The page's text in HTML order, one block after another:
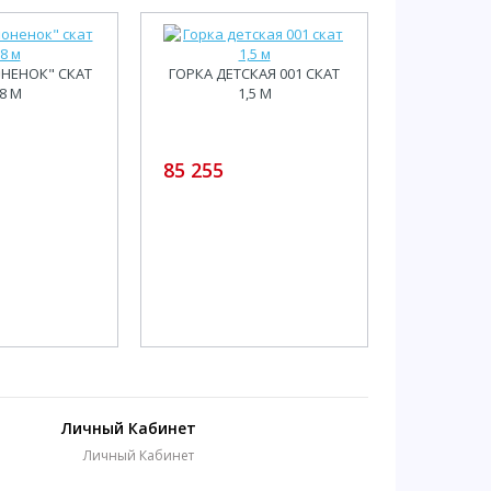
СКАТ
М
ГОРКА ДЕТСКАЯ 001 СКАТ
1,5 М
85 255
Личный Кабинет
Личный Кабинет